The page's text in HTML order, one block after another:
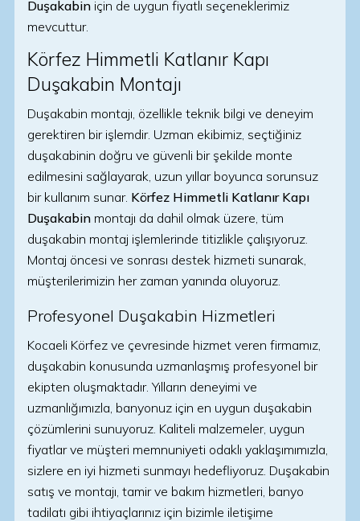
Duşakabin için de uygun fiyatlı seçeneklerimiz
mevcuttur.
Körfez Himmetli Katlanır Kapı
Duşakabin Montajı
Duşakabin montajı, özellikle teknik bilgi ve deneyim
gerektiren bir işlemdir. Uzman ekibimiz, seçtiğiniz
duşakabinin doğru ve güvenli bir şekilde monte
edilmesini sağlayarak, uzun yıllar boyunca sorunsuz
bir kullanım sunar. Körfez Himmetli Katlanır Kapı
Duşakabin montajı da dahil olmak üzere, tüm
duşakabin montaj işlemlerinde titizlikle çalışıyoruz.
Montaj öncesi ve sonrası destek hizmeti sunarak,
müşterilerimizin her zaman yanında oluyoruz.
Profesyonel Duşakabin Hizmetleri
Kocaeli Körfez ve çevresinde hizmet veren firmamız,
duşakabin konusunda uzmanlaşmış profesyonel bir
ekipten oluşmaktadır. Yılların deneyimi ve
uzmanlığımızla, banyonuz için en uygun duşakabin
çözümlerini sunuyoruz. Kaliteli malzemeler, uygun
fiyatlar ve müşteri memnuniyeti odaklı yaklaşımımızla,
sizlere en iyi hizmeti sunmayı hedefliyoruz. Duşakabin
satış ve montajı, tamir ve bakım hizmetleri, banyo
tadilatı gibi ihtiyaçlarınız için bizimle iletişime